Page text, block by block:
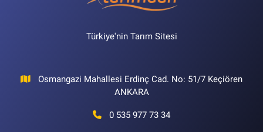
Türkiye'nin Tarım Sitesi
Osmangazi Mahallesi Erdinç Cad. No: 51/7 Keçiören
ANKARA
0 535 977 73 34